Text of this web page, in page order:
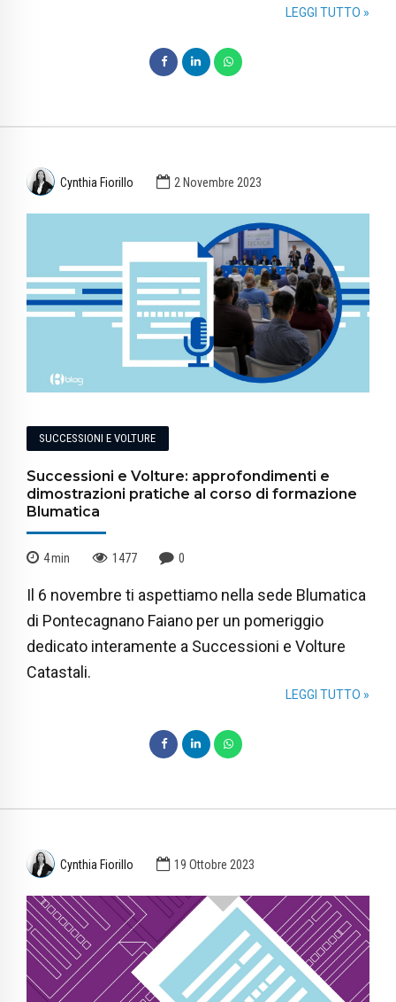
LEGGI TUTTO »
Cynthia Fiorillo 2 Novembre 2023
SUCCESSIONI E VOLTURE
Successioni e Volture: approfondimenti e
dimostrazioni pratiche al corso di formazione
Blumatica
4min 1477 0
Il 6 novembre ti aspettiamo nella sede Blumatica
di Pontecagnano Faiano per un pomeriggio
dedicato interamente a Successioni e Volture
Catastali.
LEGGI TUTTO »
Cynthia Fiorillo 19 Ottobre 2023